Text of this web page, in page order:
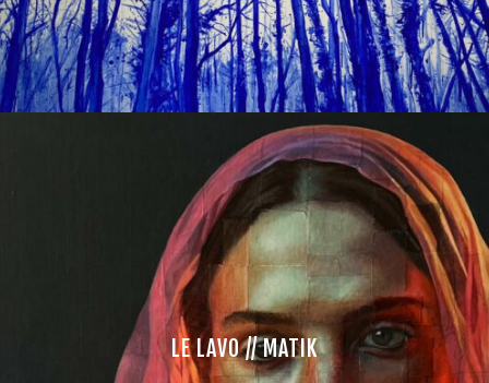
LE LAVO // MATIK